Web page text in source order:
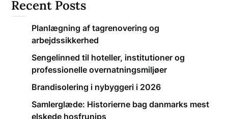
Recent Posts
Planlægning af tagrenovering og
arbejdssikkerhed
Sengelinned til hoteller, institutioner og
professionelle overnatningsmiljøer
Brandisolering i nybyggeri i 2026
Samlerglæde: Historierne bag danmarks mest
elskede hosfrunips